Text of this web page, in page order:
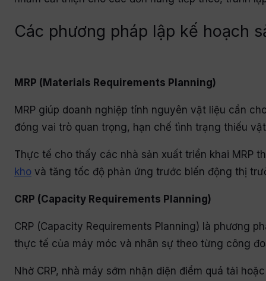
Các phương pháp lập kế hoạch
MRP (Materials Requirements Planning)
MRP giúp doanh nghiệp tính nguyên vật liệu cần
đóng vai trò quan trọng, hạn chế tình trạng thiếu
Thực tế cho thấy các nhà sản xuất triển khai MRP
kho và tăng tốc độ phản ứng trước biến động thị
CRP (Capacity Requirements Planning)
CRP (Capacity Requirements Planning) là phương
thực tế của máy móc và nhân sự theo từng công
Nhờ CRP, nhà máy sớm nhận diện điểm quá tải